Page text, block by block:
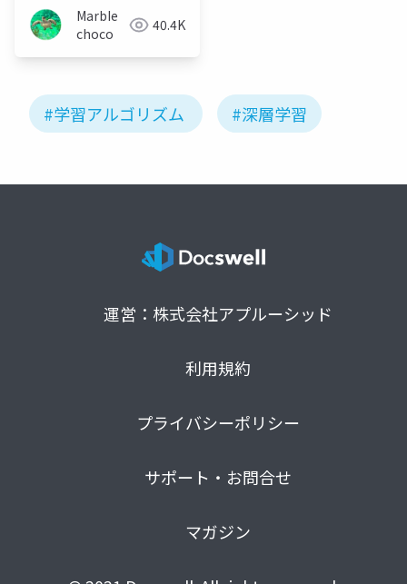
MarbIe
choco
40.4K
#学習アルゴリズム #深層学習
運営：株式会社アプルーシッド
利用規約
プライバシーポリシー
サポート・お問合せ
マガジン